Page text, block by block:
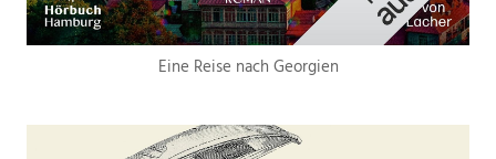
Eine Reise nach Georgien